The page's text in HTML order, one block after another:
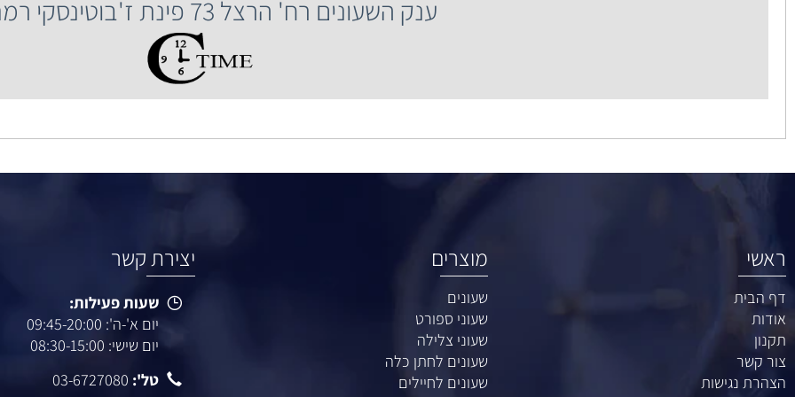
שעות פעילות:
יום א'-ה': 09:45-20:00
יום ו': 08:30-14:30
מוצרים יצירת קשר